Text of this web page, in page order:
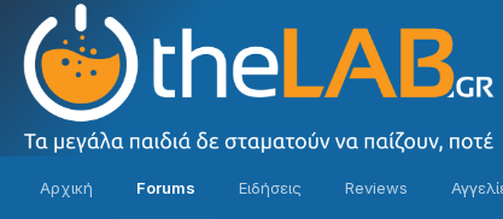
Αρχική Forums Ειδήσεις Reviews